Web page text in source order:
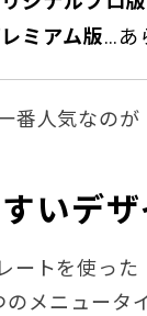
ミアム版…あ
番人気なのが
いデザ
ートを使った
のメニュータ